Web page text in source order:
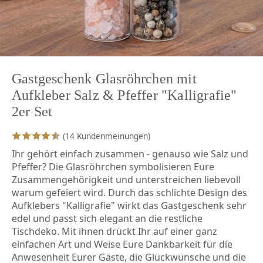
Gastgeschenk Glasröhrchen mit
Aufkleber Salz & Pfeffer "Kalligrafie"
2er Set
(14 Kundenmeinungen)
Ihr gehört einfach zusammen - genauso wie Salz und
Pfeffer? Die Glasröhrchen symbolisieren Eure
Zusammengehörigkeit und unterstreichen liebevoll
warum gefeiert wird. Durch das schlichte Design des
Aufklebers "Kalligrafie" wirkt das Gastgeschenk sehr
edel und passt sich elegant an die restliche
Tischdeko. Mit ihnen drückt Ihr auf einer ganz
einfachen Art und Weise Eure Dankbarkeit für die
Anwesenheit Eurer Gäste, die Glückwünsche und die